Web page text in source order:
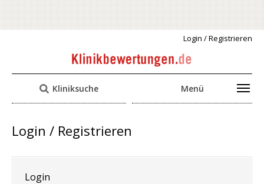
Login / Registrieren
Kliniksuche Menü
Login / Registrieren
Login